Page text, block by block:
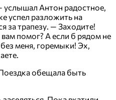
Антон радостное,
успел разложить на
за трапезу. — Заходите!
помог? А если б рядом не
меня, горемыки! Эх,
обещала быть